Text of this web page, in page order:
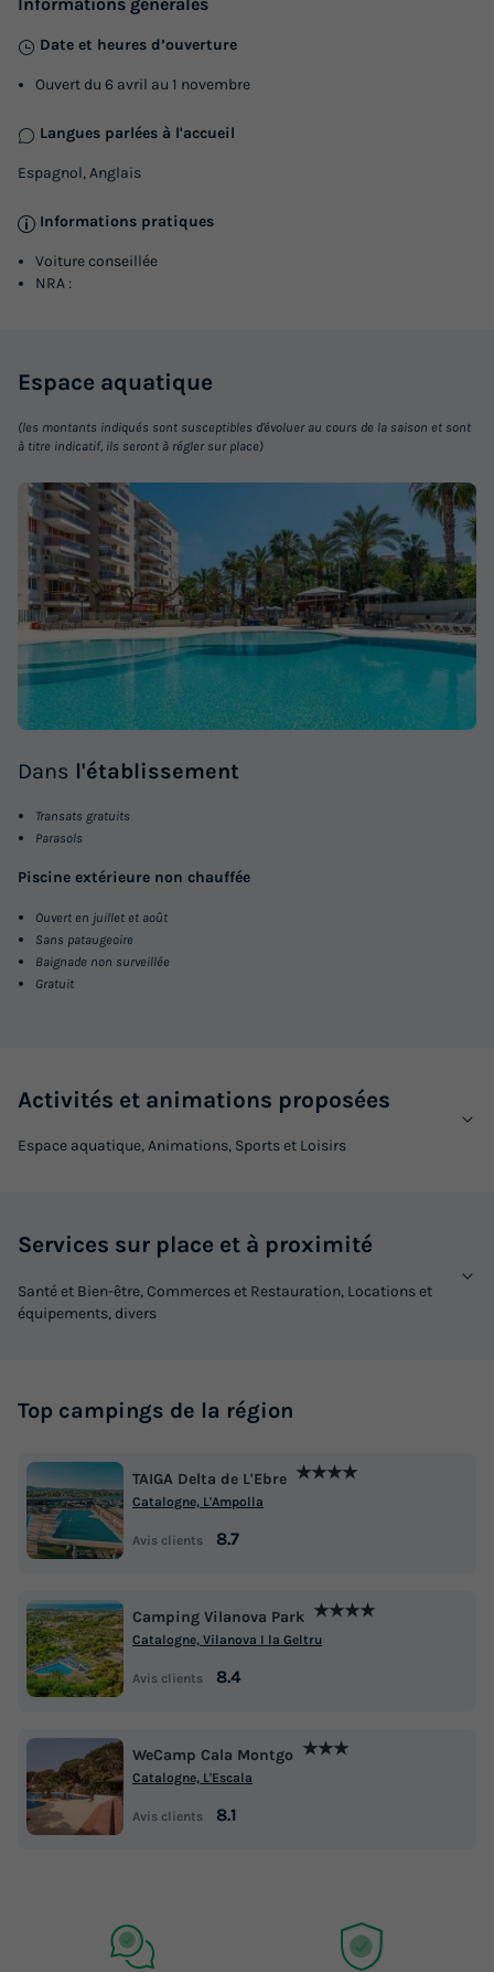
Informations générales
Date et heures d’ouverture
Ouvert du 6 avril au 1 novembre
Langues parlées à l'accueil
Espagnol, Anglais
Informations pratiques
Voiture conseillée
NRA :
Espace aquatique
(les montants indiqués sont susceptibles d'évoluer au cours de la saison et sont
à titre indicatif, ils seront à régler sur place)
Dans l'établissement
Transats gratuits
Parasols
Piscine extérieure non chauffée
Ouvert en juillet et août
Sans pataugeoire
Baignade non surveillée
Gratuit
Activités et animations proposées
Espace aquatique, Animations, Sports et Loisirs
Services sur place et à proximité
Santé et Bien-être, Commerces et Restauration, Locations et
équipements, divers
Top campings de la région
TAIGA Delta de L'Ebre ★★★★
Catalogne, L'Ampolla
Avis clients 8.7
Camping Vilanova Park ★★★★
Catalogne, Vilanova I la Geltru
Avis clients 8.4
WeCamp Cala Montgo ★★★
Catalogne, L'Escala
Avis clients 8.1